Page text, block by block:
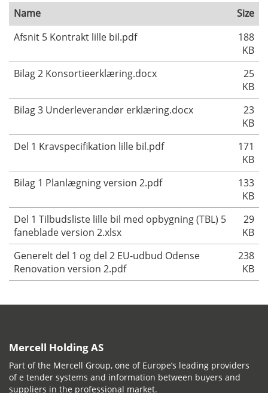
Name
Size
Afsnit 5 Kontrakt lille bil.pdf
188
KB
Bilag 2 Konsortieerklæring.docx
25
KB
Bilag 3 Underleverandør erklæring.docx
23
KB
Del 1 Kravspecifikation lille bil.pdf
171
KB
Bilag 1 Planlægning version 2.pdf
133
KB
Del 1 Tilbudsliste lille bil med opbygning (TBL) 5
faneblade version 2.xlsx
29
KB
Generelt del 1 og del 2 EU-udbud Odense
Renovation version 2.pdf
238
KB
Mercell Holding AS
Part of the Mercell Group, one of Europe’s leading providers
of e tender systems and information between buyers and
suppliers in the professional market.